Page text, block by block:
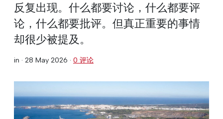
反复出现。什么都要讨论，什么都要评
论，什么都要批评。但真正重要的事情
却很少被提及。
in · 28 May 2026 · 0 评论